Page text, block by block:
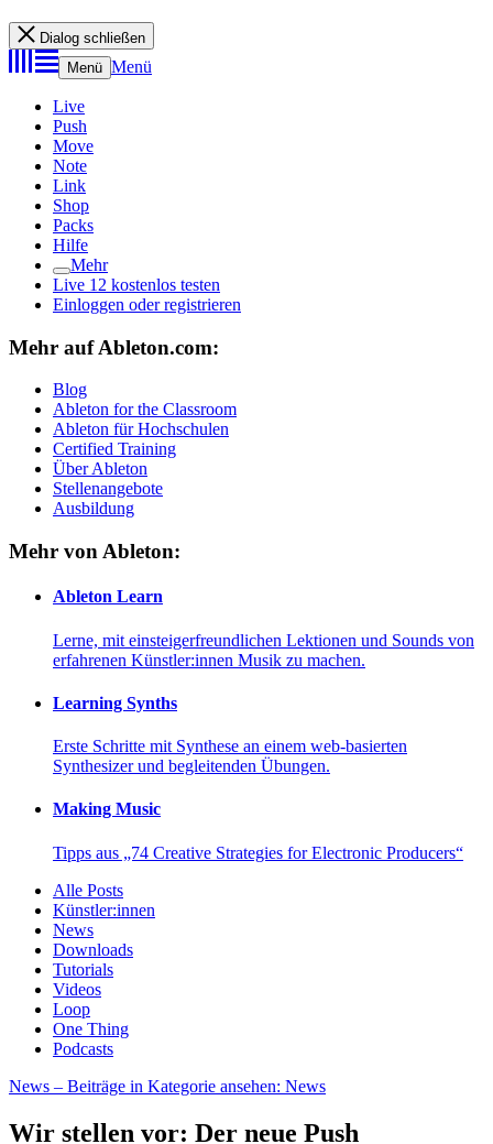
Dialog schließen
Menü Menü
Live
Push
Move
Note
Link
Shop
Packs
Hilfe
Mehr
Live 12 kostenlos testen
Einloggen oder registrieren
Mehr auf Ableton.com:
Blog
Ableton for the Classroom
Ableton für Hochschulen
Certified Training
Über Ableton
Stellenangebote
Ausbildung
Mehr von Ableton:
Ableton Learn
Lerne, mit einsteigerfreundlichen Lektionen und Sounds von
erfahrenen Künstler:innen Musik zu machen.
Learning Synths
Erste Schritte mit Synthese an einem web-basierten
Synthesizer und begleitenden Übungen.
Making Music
Tipps aus „74 Creative Strategies for Electronic Producers“
Alle Posts
Künstler:innen
News
Downloads
Tutorials
Videos
Loop
One Thing
Podcasts
News – Beiträge in Kategorie ansehen: News
Wir stellen vor: Der neue Push